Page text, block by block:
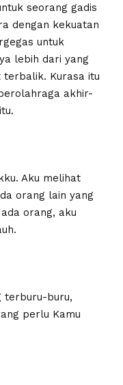
seorang gadis
dengan kekuatan
untuk
lebih dari yang
terbalik. Kurasa itu
akhir-
Aku melihat
orang lain yang
orang, aku
terburu-buru,
perlu Kamu